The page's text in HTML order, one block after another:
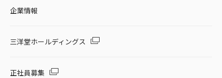
企業情報
三洋堂ホールディングス
正社員募集